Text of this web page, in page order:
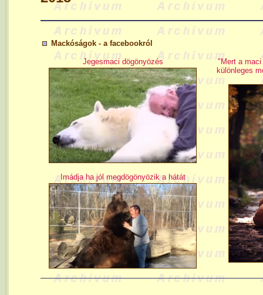
Mackóságok - a facebookról
Jegesmaci dögönyözés
Imádja ha jól megdögönyözik a hátát
"Mert a
különleges